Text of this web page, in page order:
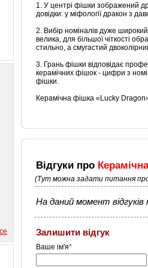
Star" 5001. У центрі фішки зображений
довідки: у міфології дракон з
2. Вибір номіналів дуже
велика, для більшої чіткості
стильно, а смугастий
3. Грань фішки відповідає
керамічних фішок - цифри з
фішки.
Керамічна фішка «Lucky
Відгуки про
(Тут можна задати питання
На даний момент відгуків
Залишити відгук
Ваше ім'я*